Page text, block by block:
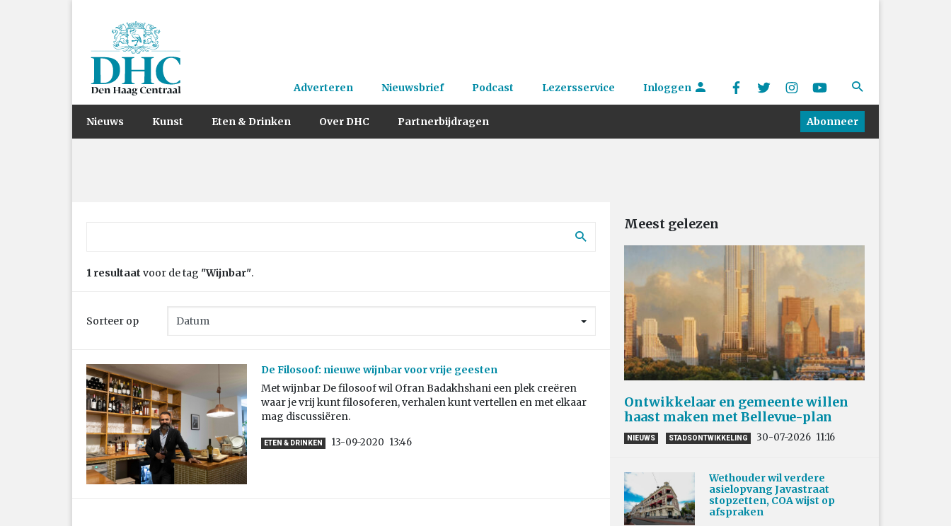
Adverteren Nieuwsbrief Podcast Lezersservice Inloggen
Nieuws Kunst Eten & Drinken Over DHC Partnerbijdragen Abonneer
1 resultaat voor de tag "Wijnbar".
Sorteer op
De Filosoof: nieuwe wijnbar voor vrije geesten
Met wijnbar De filosoof wil Ofran Badakhshani een plek creëren
waar je vrij kunt filosoferen, verhalen kunt vertellen en met elkaar
mag discussiëren.
ETEN & DRINKEN 13-09-2020 13:46
Meest gelezen
Ontwikkelaar en gemeente willen
haast maken met Bellevue-plan
NIEUWS STADSONTWIKKELING 30-07-2026 11:16
Wethouder wil verdere
asielopvang Javastraat
stopzetten, COA wijst op
afspraken